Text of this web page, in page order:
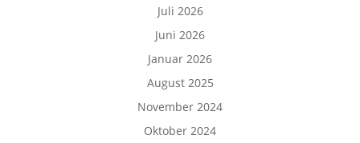
Juli 2026
Juni 2026
Januar 2026
August 2025
November 2024
Oktober 2024